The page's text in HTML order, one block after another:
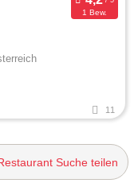
1 Bew.
11
Suche teilen